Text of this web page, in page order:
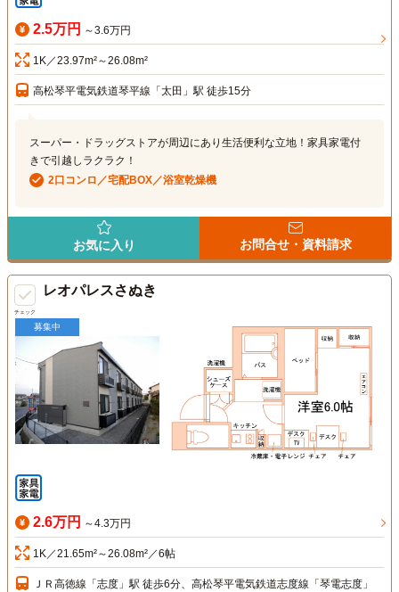
2.5万円 ～3.6万円
1K／23.97m²～26.08m²
高松琴平電気鉄道琴平線「太田」駅 徒歩15分
スーパー・ドラッグストアが周辺にあり生活便利な立地！家具家電付
きで引越しラクラク！
2口コンロ／宅配BOX／浴室乾燥機
お気に入り お問合せ・資料請求
チェック
レオパレスさぬき
募集中
2.6万円 ～4.3万円
1K／21.65m²～26.08m²／6帖
ＪＲ高徳線「志度」駅 徒歩6分、高松琴平電気鉄道志度線「琴電志度」